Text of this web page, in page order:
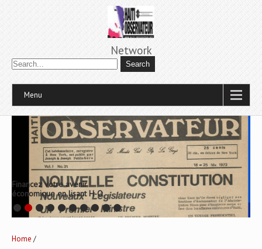
Network
Menu
Financez votre avenir
économique en lisant H-O
Home /